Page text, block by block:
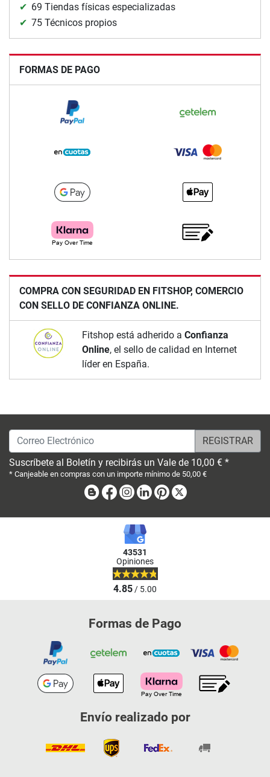
69 Tiendas físicas especializadas
75 Técnicos propios
FORMAS DE PAGO
COMPRA CON SEGURIDAD EN FITSHOP, COMERCIO
CON SELLO DE CONFIANZA ONLINE.
Fitshop está adherido a Confianza
Online, el sello de calidad en Internet
líder en España.
Correo Electrónico
Suscríbete al Boletín y recibirás un Vale de 10,00 € *
* Canjeable en compras con un importe mínimo de 50,00 €
BlogFacebook
Instagram
LinkedinPinterest
43531
Opiniones
4.85/ 5.00
Formas de Pago
Envío realizado por